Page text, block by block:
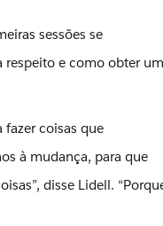
sessões se
respeito e como obter
fazer coisas que
à mudança, para que
disse Lidell.